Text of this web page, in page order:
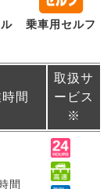
乗車用セルフ
間
取扱サ
ービス
※
間